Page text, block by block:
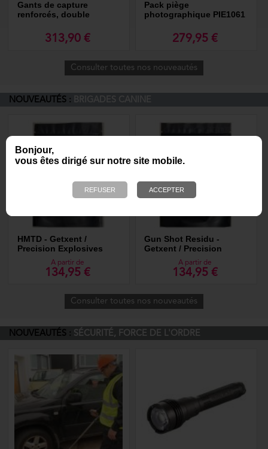
Bonjour,
vous êtes dirigé sur notre site mobile.
Gants de capture
renforcés, double
313,90 €
Pack piège
photographique PIE1061
279,95 €
Consulter toutes nos nouveautés
NOUVEAUTÉS :
HMTD - Getxent /
Precision Explosives
A partir de
134,95 €
Gun Shot Residu -
Getxent / Precision
ExplosivesA partir de
134,95 €
Consulter toutes nos nouveautés
NOUVEAUTÉS : SÉCURITÉ, FORCE DE L'ORDRE